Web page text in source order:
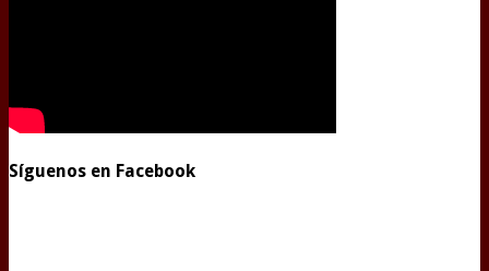
Síguenos en Facebook